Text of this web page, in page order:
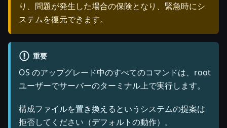
り、問題が発生した場合の保険となり、緊急時にシ
ステムを復元できます。
重要
OS のアップグレード中のすべてのコマンドは、root
ユーザーでサーバーのターミナル上で実行します。
構成ファイルを置き換えるというシステムの提案は
拒否してください（デフォルトの動作）。